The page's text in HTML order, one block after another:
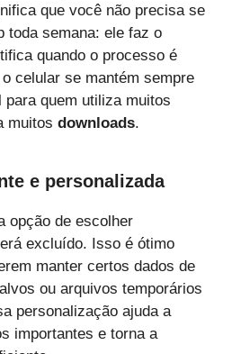
que você não precisa se
toda semana: ele faz o
quando o processo é
celular se mantém sempre
para quem utiliza muitos
muitos downloads.
e personalizada
opção de escolher
excluído. Isso é ótimo
manter certos dados de
ou arquivos temporários
personalização ajuda a
importantes e torna a